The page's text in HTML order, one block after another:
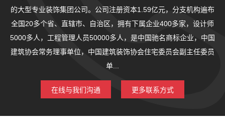
的大型专业装饰集团公司。公司注册资本1.59亿元，分支机构遍布
全国20多个省、直辖市、自治区，拥有下属企业400多家，设计师
5000多人，工程管理人员50000多人，是中国驰名商标企业，中国
建筑协会常务理事单位，中国建筑装饰协会住宅委员会副主任委员
单...
在线与我们沟通 更多联系方式